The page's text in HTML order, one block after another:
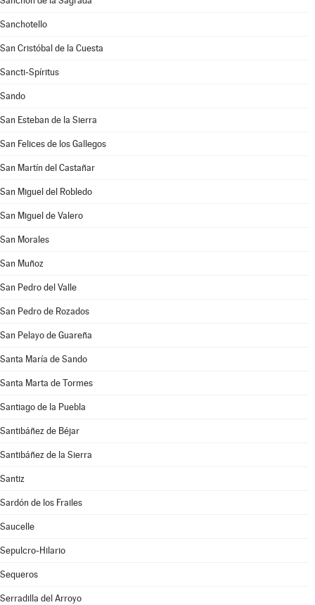
Sanchotello
San Cristóbal de la Cuesta
Sancti-Spíritus
Sando
San Esteban de la Sierra
San Felices de los Gallegos
San Martín del Castañar
San Miguel del Robledo
San Miguel de Valero
San Morales
San Muñoz
San Pedro del Valle
San Pedro de Rozados
San Pelayo de Guareña
Santa María de Sando
Santa Marta de Tormes
Santiago de la Puebla
Santibáñez de Béjar
Santibáñez de la Sierra
Santiz
Sardón de los Frailes
Saucelle
Sepulcro-Hilario
Sequeros
Serradilla del Arroyo